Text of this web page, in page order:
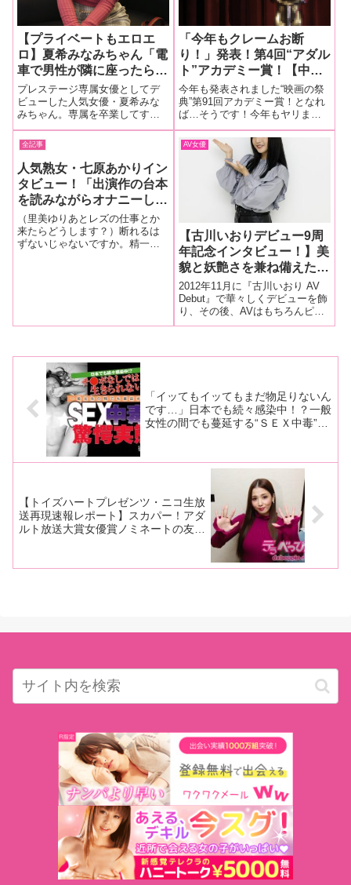
【プライベートもエロエ
ロ】夏希みなみちゃん「電
車で男性が隣に座ったら、
わざとくっつきにいってチ
ンコの反応をみるのが好
き。しかも濡れちゃう♥」
インタビュー（前編）
プレステージ専属女優としてデ
ビューした人気女優・夏希みな
みちゃん。専属を卒業してすま
す活躍中の彼女にいろいろ聞い
ちゃいました！もちろんプライ
ベートのエロエロなエピソード
もいっぱいです！電車に乗って
るときは吊り革つかんで、隣の
おじさんにわざと
「今年もクレームお断
り！」発表！第4回“アダル
ト”アカデミー賞！【中
編】AV業界のプロライタ
ーが本音で選んだ“ガチで
オススメしたい”この１
本！
今年も発表されました“映画の祭
典”第91回アカデミー賞！となれ
ば…そうです！今年もヤリます
か！第4回エロ版『アカデミー
賞』！今回AV業界に精通するプ
ロライター、沢木毅彦氏、安田
理央氏、東風克智氏のお三方を
編集部に招き、独断と偏見に基
全記事
人気熟女・七原あかりイン
タビュー！「出演作の台本
を読みながらオナニーしま
す（笑）。自分が主役の官
能小説みたいなものじゃな
いですか。贅沢ですよね」
（里美ゆりあとレズの仕事とか
来たらどうします？）断れるは
ずないじゃないですか。精一杯
AV女優
【古川いおりデビュー9周
年記念インタビュー！】美
貌と妖艶さを兼ね備えたナ
ンバーワン演技派女優の古
川いおりちゃんに9周年を
迎えた心境を直撃！ 「変
わっているつもりはないで
の仕方が変わったくらいで
2012年11月に『古川いおり AV
Debut』で華々しくデビューを飾
り、その後、AVはもちろんピン
ク映画、恵比寿マスカッツ、MC
「イッてもイッてもまだ物足りないん
です…」日本でも続々感染中！？一般
女性の間でも蔓延する“ＳＥＸ中毒”の
【トイズハートプレゼンツ・ニコ生放
送再現速報レポート】スカパー！アダ
ルト放送大賞女優賞ノミネートの友田
カパー！アダルト話を披露！